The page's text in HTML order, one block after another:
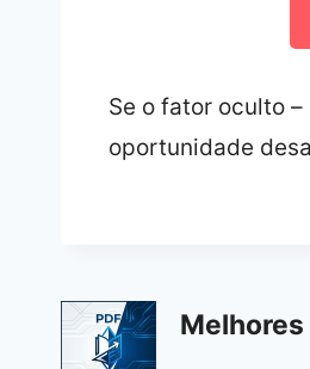
Se o fator oculto
oportunidade